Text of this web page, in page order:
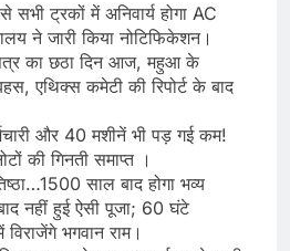
ट्रकों में अनिवार्य होगा AC
ने जारी किया नोटिफिकेशन।
का छठा दिन आज, महुआ के
एथिक्स कमेटी की रिपोर्ट के बाद
और 40 मशीनें भी पड़ गई कम!
की गिनती समाप्त ।
साल बाद होगा भव्य
नहीं हुई ऐसी पूजा; 60 घंटे
भगवान राम।